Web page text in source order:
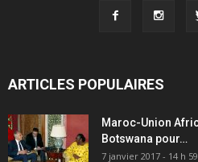
ARTICLES POPULAIRES
Maroc-Union
Botswana pour…
7 janvier 2017 - 14 h